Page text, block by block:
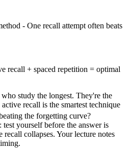
- One recall attempt often beats
recall + spaced repetition = optimal
study the longest. They're the
recall is the smartest technique
the forgetting curve?
yourself before the answer is
collapses. Your lecture notes